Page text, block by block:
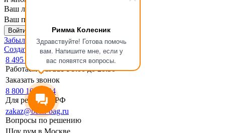
Римма Колесник
Здравствуйте! Готова помочь
вам. Напишите мне, если у
вас появятся вопросы.
Ваш логин
Ваш пароль
Войти в личный кабинет
Забыли пароль?
Создать личный кабинет
8 495 133-17-19
Работаем для вас с 9:00 до 20:30
Заказать звонок
8 800 1000 994
Для регионов РФ
zakaz@bean-bag.ru
Вопросы по решению
Шоу рум в Москве